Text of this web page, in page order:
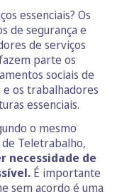
essenciais? Os
de segurança e
de serviços
parte os
sociais de
e os trabalhadores
essenciais.
o mesmo
Teletrabalho,
necessidade de
É importante
sem acordo é uma